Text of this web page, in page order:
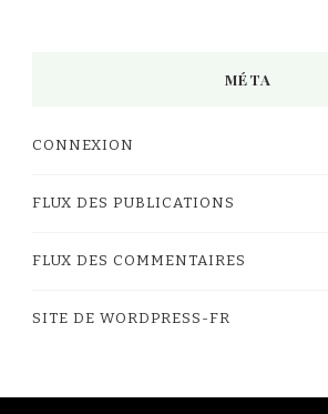
MÉTA
CONNEXION
FLUX DES PUBLICATIONS
FLUX DES COMMENTAIRES
SITE DE WORDPRESS-FR